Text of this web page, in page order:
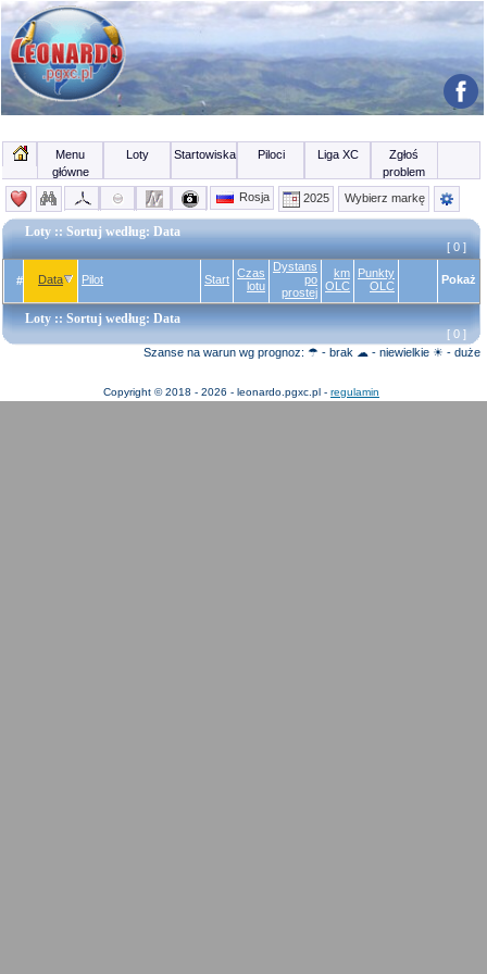
Menu
główne
Loty Startowiska Piloci Liga XC
Zgłoś
problem
Rosja
2025 Wybierz markę
Loty :: Sortuj według: Data
[ 0 ]
# Data Pilot Start Czas
lotu
Dystans
po
prostej
km
OLC
Punkty
OLC
Pokaż
Loty :: Sortuj według: Data
[ 0 ]
Szanse na warun wg prognoz: ☂ - brak ☁ - niewielkie ☀ - duże
Copyright © 2018 - 2026 - leonardo.pgxc.pl - regulamin